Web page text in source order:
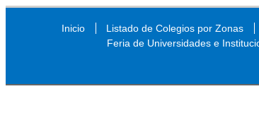
Inicio
Listado de Colegios por Zonas
Feria de Universidades e